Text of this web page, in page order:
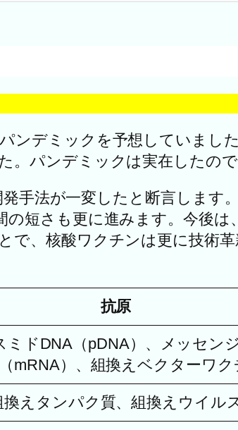
ンデミックを予想していまし
。パンデミックは実在したので
手法が一変したと断言します
短さも更に進みます。今後
で、核酸ワクチンは更に技術
抗原
ミドDNA（pDNA）、メッセン
mRNA）、組換えベクターワク
換えタンパク質、組換えウイル